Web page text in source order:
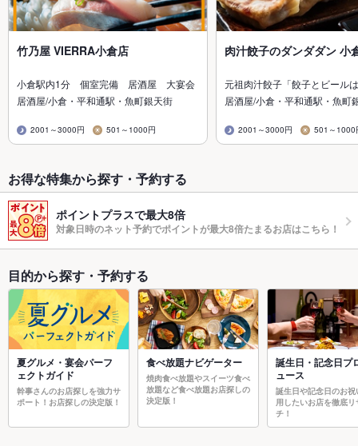
竹乃屋 VIERRA小倉店
小倉駅内1分 個室完備 居酒屋 大宴会
居酒屋/小倉・平和通駅・魚町銀天街
2001～3000円 501～1000円
肉汁餃子のダンダダン 小
元祖肉汁餃子「餃子とビール
居酒屋/小倉・平和通駅・魚町
2001～3000円 501～1000
お得な特集から探す・予約する
ポイントプラスで最大8倍
対象日時のネット予約でポイントが最大8倍たまるお店はこちら！
目的から探す・予約する
夏グルメ・宴会パーフ
ェクトガイド
幹事さんのお店探しを強力サ
ポート！お店探しの決定版！
食べ放題ナビゲーター
焼肉食べ放題やスイーツ食べ
放題など食べ放題お店探しの
決定版！
誕生日・記念日プ
ュース
誕生日や記念日のお祝
用したいお店を徹底リ
チ！